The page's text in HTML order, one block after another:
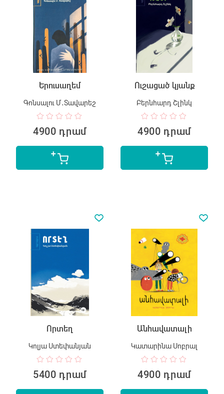
Երուսաղեմ
Գոնսալու Մ․Տավարեշ
4900 դրամ
Ուշացած կյանք
Բերնհարդ Շլինկ
4900 դրամ
Որտեղ
Կոլյա Ստեփանյան
5400 դրամ
Անհավատալի
Կատարինա Սոբրալ
4900 դրամ